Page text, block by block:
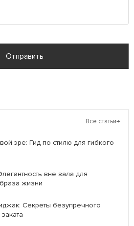
Отправить
Все статьи→
эре: Гид по стилю для гибкого
вне зала для
жизни
Секреты безупречного